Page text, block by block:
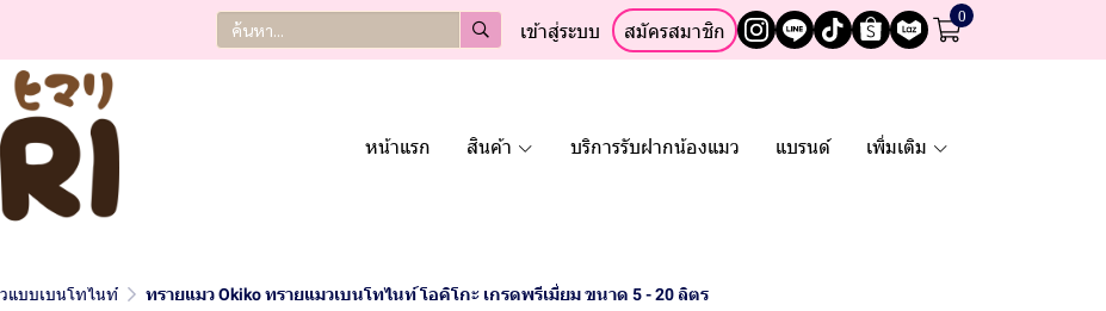
เข้าสู่ระบบ สมัครสมาชิก
0
หน้าแรก สินค้า บริการรับฝากน้องแมว แบรนด์ เพิ่มเติม
แบบเบนโทไนท์ ทรายแมว Okiko ทรายแมวเบนโทไนท์ โอคิโกะ เกรดพรีเมี่ยม ขนาด 5 - 20 ลิตร